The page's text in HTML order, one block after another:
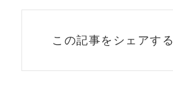
この記事をシェアする